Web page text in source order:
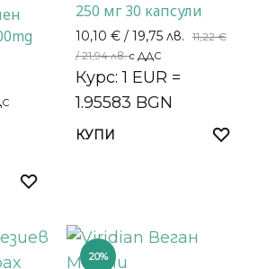
250 мг 30 капсули
10,10 € / 19,75 лв. 11,22€
/ 21,94 лв.с ДДС
Курс: 1 EUR =
1.95583 BGN
КУПИ
20%